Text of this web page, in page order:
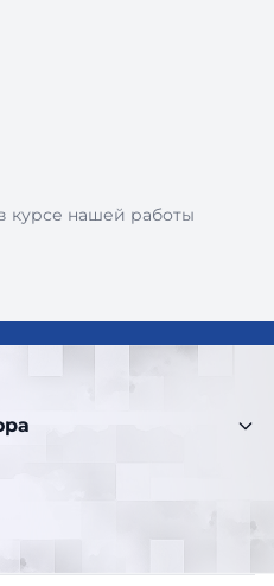
курсе нашей работы